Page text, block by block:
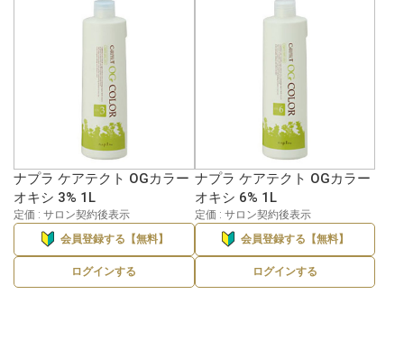
ナプラ ケアテクト OGカラー
オキシ 3% 1L
定価 : サロン契約後表示
会員登録する【無料】
ログインする
ナプラ ケアテクト OGカラー
オキシ 6% 1L
定価 : サロン契約後表示
会員登録する【無料】
ログインする